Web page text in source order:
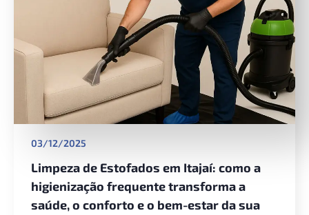
03/12/2025
Limpeza de Estofados em Itajaí: como a
higienização frequente transforma a
saúde, o conforto e o bem-estar da sua